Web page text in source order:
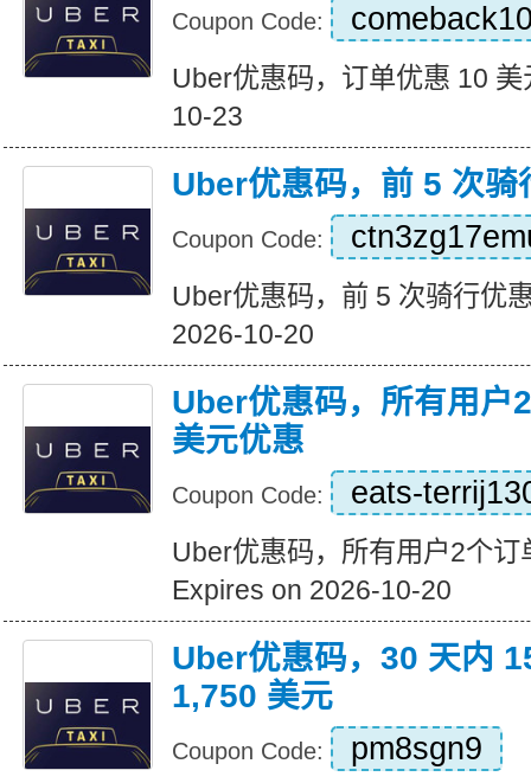
Coupon Code:
Uber优惠码，订单优惠 10
10-23
Uber优惠码，前 5 次骑
Coupon Code:
Uber优惠码，前 5 次骑行优
2026-10-20
Uber优惠码，所有用户
美元优惠
Coupon Code: eats-
Uber优惠码，所有用户2个
Expires on 2026-10-20
Uber优惠码，30 天内
1,750 美元
Coupon Code: pm8sgn9